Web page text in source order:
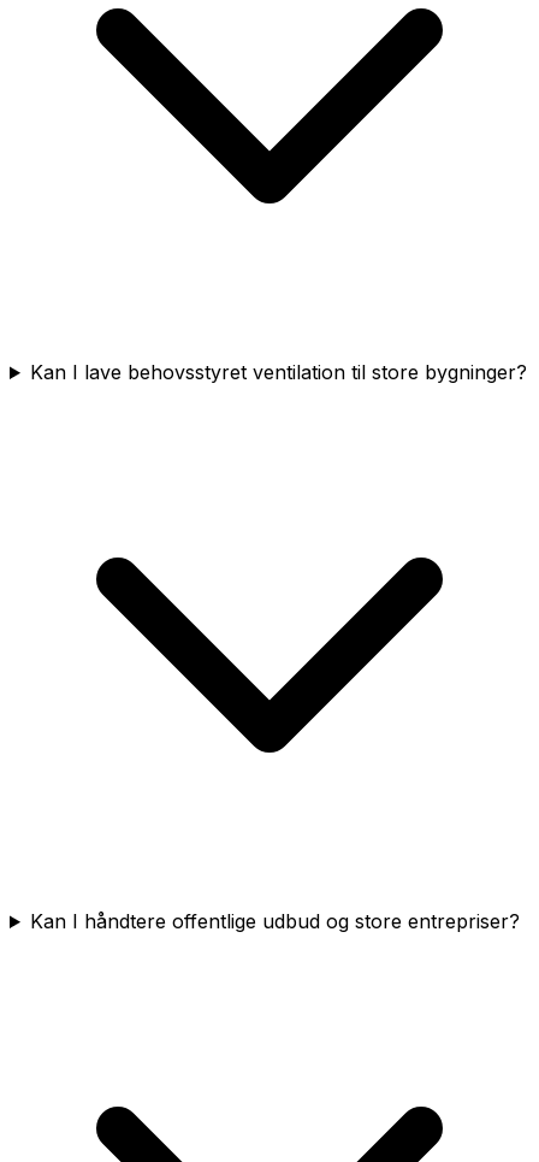
Kan I lave behovsstyret ventilation til store bygninger?
Kan I håndtere offentlige udbud og store entrepriser?